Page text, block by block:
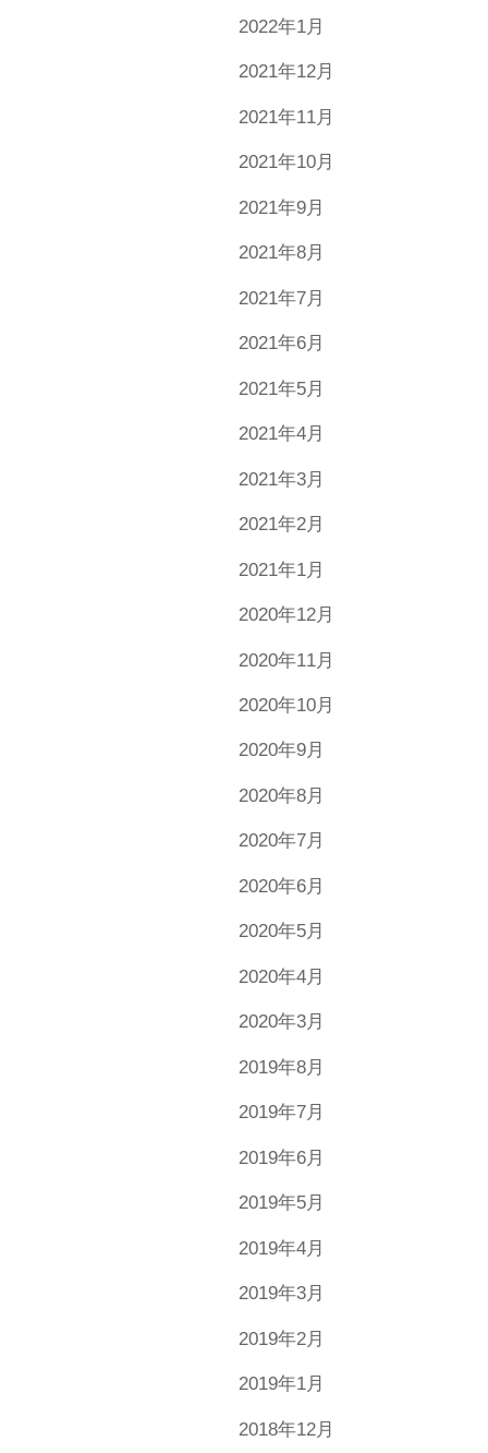
2022年1月
2021年12月
2021年11月
2021年10月
2021年9月
2021年8月
2021年7月
2021年6月
2021年5月
2021年4月
2021年3月
2021年2月
2021年1月
2020年12月
2020年11月
2020年10月
2020年9月
2020年8月
2020年7月
2020年6月
2020年5月
2020年4月
2020年3月
2019年8月
2019年7月
2019年6月
2019年5月
2019年4月
2019年3月
2019年2月
2019年1月
2018年12月